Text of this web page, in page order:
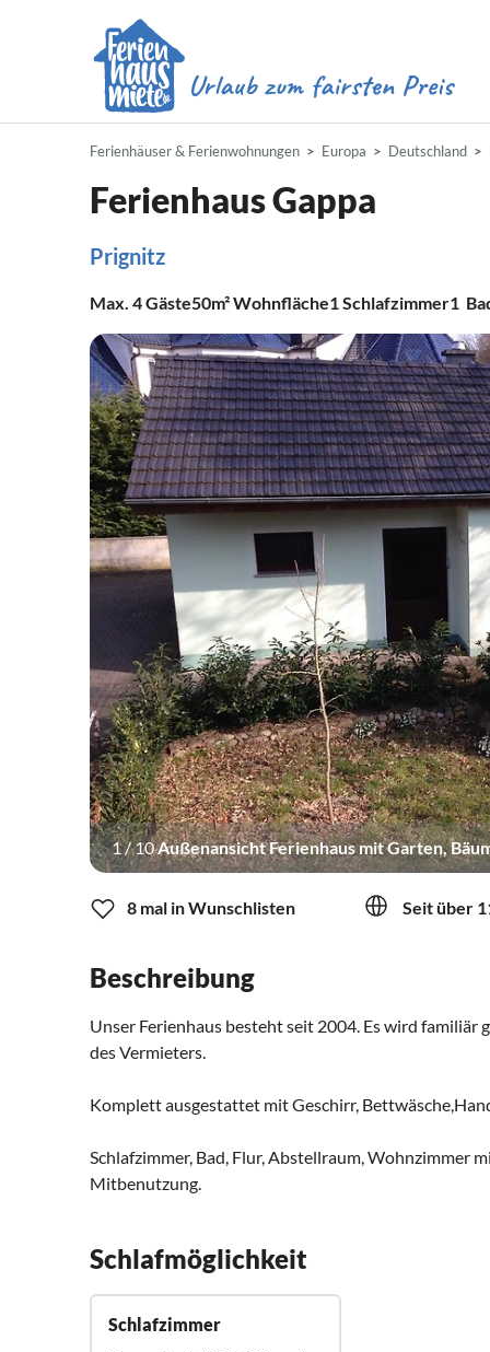
Ferienhäuser & Ferienwohnungen Europa Deutschland
Ferienhaus Gappa
Prignitz
Max. 4Gäste50m²Wohnfläche1Schlafzimmer1
1/10Außenansicht Ferienhaus mit Garten,
8 mal in Wunschlisten Seit über
Beschreibung
Unser Ferienhaus besteht seit 2004. Es wird familiär
des Vermieters.
Komplett ausgestattet mit Geschirr,
Schlafzimmer, Bad, Flur, Abstellraum, Wohnzimmer
Mitbenutzung.
Schlafmöglichkeit
Schlafzimmer